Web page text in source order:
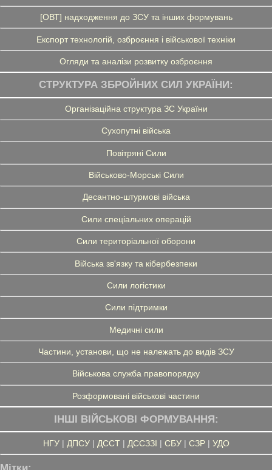
[ОВТ] надходження до ЗСУ та інших формувань
Експорт технологій, озброєння і військової техніки
Огляди та аналізи розвитку озброєння
СТРУКТУРА ЗБРОЙНИХ СИЛ УКРАЇНИ:
Організаційна структура ЗС України
Сухопутні війська
Повітряні Сили
Військово-Морські Сили
Десантно-штурмові війська
Сили спеціальних операцій
Сили територіальної оборони
Війська зв'язку та кібербезпеки
Сили логістики
Сили підтримки
Медичні сили
Частини, установи, що не належать до видів ЗСУ
Військова служба правопорядку
Розформовані військові частини
ІНШІ ВІЙСЬКОВІ ФОРМУВАННЯ:
НГУ| ДПСУ| ДССТ| ДССЗЗІ | СБУ| СЗР| УДО